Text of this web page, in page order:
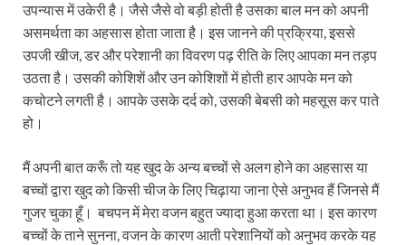
उपन्यास में उकेरी है। जैसे जैसे वो बड़ी होती है उसका बाल मन को अपनी
असमर्थता का अहसास होता जाता है। इस जानने की प्रक्रिया, इससे
उपजी खीज, डर और परेशानी का विवरण पढ़ रीति के लिए आपका मन तड़प
उठता है। उसकी कोशिशें और उन कोशिशों में होती हार आपके मन को
कचोटने लगती है। आपके उसके दर्द को, उसकी बेबसी को महसूस कर पाते
हो।
मैं अपनी बात करूँ तो यह खुद के अन्य बच्चों से अलग होने का अहसास या
बच्चों द्वारा खुद को किसी चीज के लिए चिढ़ाया जाना ऐसे अनुभव हैं जिनसे मैं
गुजर चुका हूँ। बचपन में मेरा वजन बहुत ज्यादा हुआ करता था। इस कारण
बच्चों के ताने सुनना, वजन के कारण आती परेशानियों को अनुभव करके यह